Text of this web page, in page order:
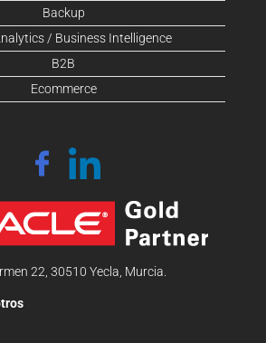
Backup
/ Business Intelligence
B2B
Ecommerce
22, 30510 Yecla, Murcia.